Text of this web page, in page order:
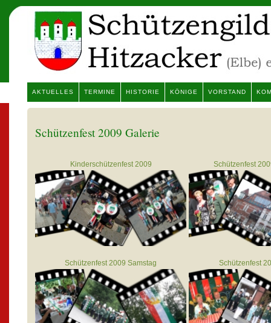
AKTUELLES TERMINE HISTORIE KÖNIGE VORSTAND
Schützenfest 2009 Galerie
Kinderschützenfest 2009 Schützenfest
Schützenfest 2009 Samstag Schützenfest